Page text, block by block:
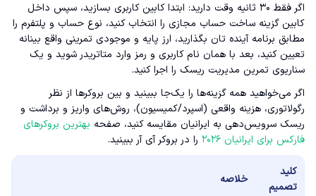
اگر فقط ۳۰ ثانیه وقت دارید: ابتدا کابین کاربری بسازید، سپس داخل
کابین گزینه ساخت حساب مجازی را انتخاب کنید، نوع حساب و پلتفرم را
مطابق برنامه آینده تان بگذارید، ارز پایه و موجودی تمرینی واقع بینانه
تعیین کنید، بعد با همان نام کاربری و رمز وارد متاتریدر شوید و یک
سناریوی تمرین مدیریت ریسک را اجرا کنید.
اگر می‌خواهید همه گزینه‌ها را یک‌جا ببینید و بین بروکرها از نظر
رگولاتوری، هزینه واقعی (اسپرد/کمیسیون)، روش‌های واریز و برداشت و
ریسک سرویس‌دهی به ایرانیان مقایسه کنید، صفحه بهترین بروکرهای
فارکس برای ایرانیان ۲۰۲۶
را در بروکر آی آر ببینید.
کلید
تصمیم
خلاصه